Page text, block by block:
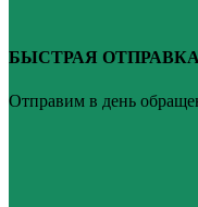
БЫСТРАЯ
Отправим в день